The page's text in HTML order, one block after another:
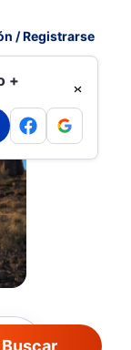
/ Registrarse
+